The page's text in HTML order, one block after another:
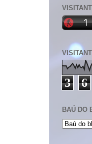
3 6
BAÚ DO